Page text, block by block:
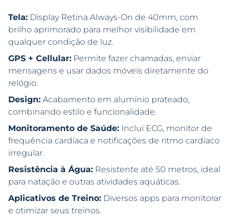
Tela: Display Retina Always-On de 40mm, com
brilho aprimorado para melhor visibilidade em
qualquer condição de luz.
GPS + Cellular: Permite fazer chamadas, enviar
mensagens e usar dados móveis diretamente do
relógio.
Design: Acabamento em alumínio prateado,
combinando estilo e funcionalidade.
Monitoramento de Saúde: Inclui ECG, monitor de
frequência cardíaca e notificações de ritmo cardíaco
irregular.
Resistência à Água: Resistente até 50 metros, ideal
para natação e outras atividades aquáticas.
Aplicativos de Treino: Diversos apps para monitorar
e otimizar seus treinos.